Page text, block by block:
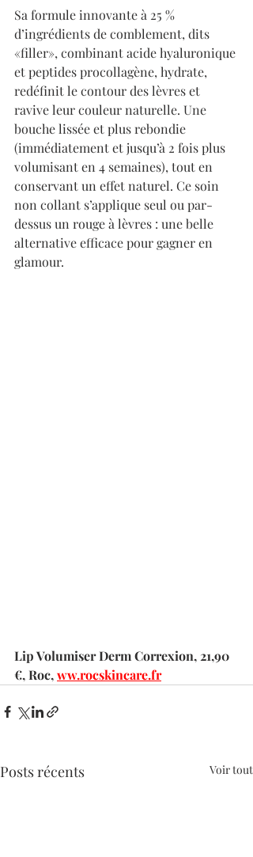
Sa formule innovante à 25 %
d’ingrédients de comblement, dits
«filler», combinant acide hyaluronique
et peptides procollagène, hydrate,
redéfinit le contour des lèvres et
ravive leur couleur naturelle. Une
bouche lissée et plus rebondie
(immédiatement et jusqu’à 2 fois plus
volumisant en 4 semaines), tout en
conservant un effet naturel. Ce soin
non collant s’applique seul ou par-
dessus un rouge à lèvres : une belle
alternative efficace pour gagner en
glamour.
Lip Volumiser Derm Correxion, 21,90
€, Roc, ww.rocskincare.fr
Posts récents Voir tout